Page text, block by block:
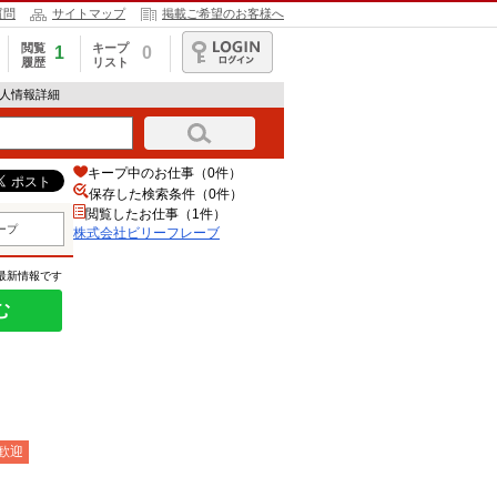
問 サイトマップ 掲載ご希望のお客様へ
閲覧
履歴
1
キープ
リスト
0
ログイン
情報詳細
プ
新情報です
迎
キープ中のお仕事（0件）
保存した検索条件（0件）
閲覧したお仕事（1件）
株式会社ビリーフレーブ